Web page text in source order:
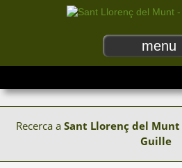
menu
Recerca a Sant Llorenç del Munt
Guille